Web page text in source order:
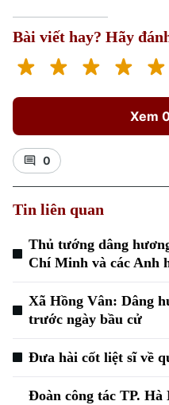
Bài viết hay? Hãy
Xem
0
Tin liên quan
Thủ tướng dâng
Chí Minh và các Anh
Xã Hồng Vân: Dâng
trước ngày bầu cử
Đưa hài cốt liệt sĩ về
Đoàn công tác TP.